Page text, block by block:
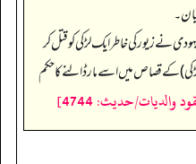
نے زیور کی خاطر ایک لڑکی کو قتل کر
کے قصاص میں اسے مار ڈالنے کا حکم
حدیث: 4744]